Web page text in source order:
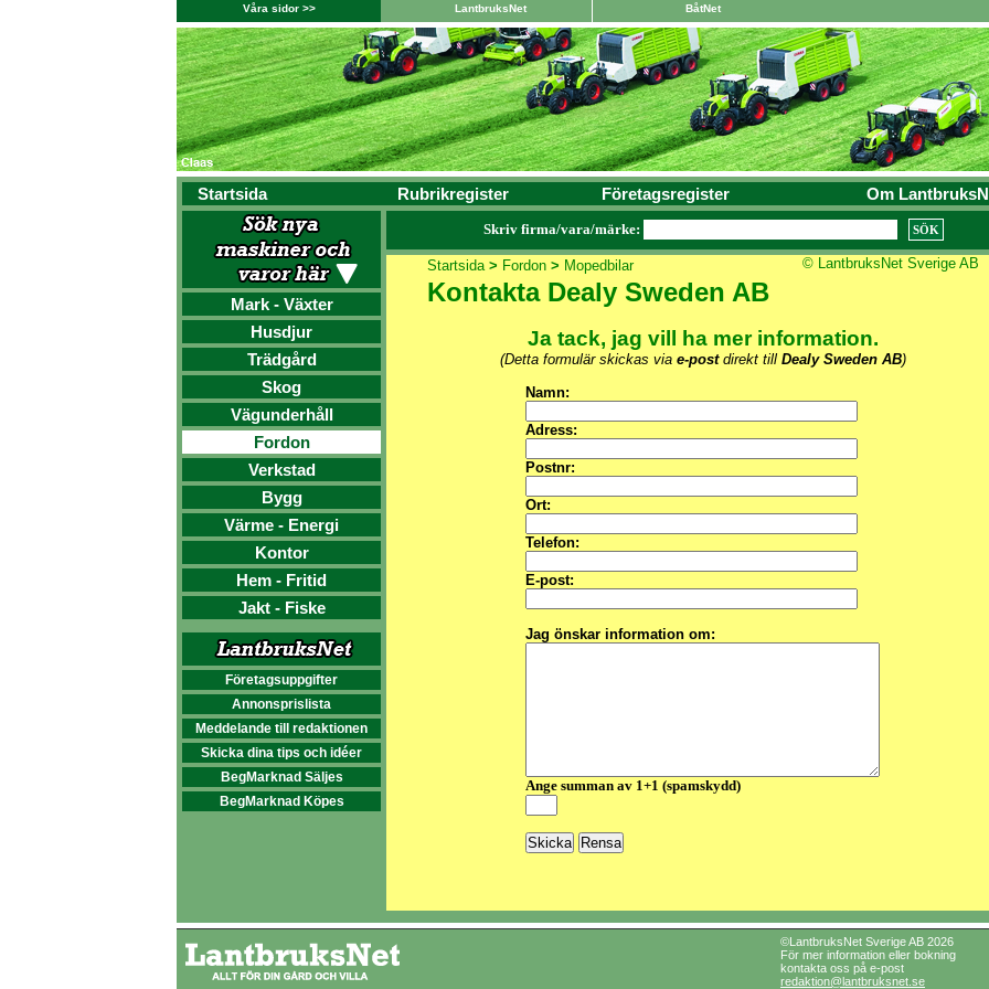
Våra sidor >> LantbruksNet BåtNet
Startsida Rubrikregister Företagsregister Om
Mark - Växter
Husdjur
Trädgård
Skog
Vägunderhåll
Fordon
Verkstad
Bygg
Värme - Energi
Kontor
Hem - Fritid
Jakt - Fiske
Företagsuppgifter
Annonsprislista
Meddelande till redaktionen
Skicka dina tips och idéer
BegMarknad Säljes
BegMarknad Köpes
Skriv firma/vara/märke:
Startsida> Fordon> Mopedbilar © LantbruksNet Sverige AB
Kontakta Dealy Sweden AB
Ja tack, jag vill ha mer information.
(Detta formulär skickas via e-postdirekt till Dealy Sweden AB)
Namn:
Adress:
Postnr:
Ort:
Telefon:
E-post:
Jag önskar information om:
Ange summan av 1+1 (spamskydd)
©LantbruksNet Sverige AB 2026
För mer information eller bokning
kontakta oss på e-post
redaktion@lantbruksnet.se